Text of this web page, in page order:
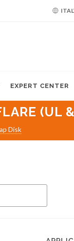
EXPERT CENTER
(UL
Disk